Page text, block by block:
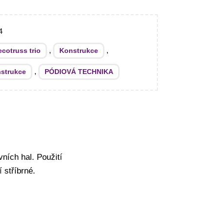
trio , Konstrukce ,
, PÓDIOVÁ TECHNIKA
hal. Použití
stříbrné.